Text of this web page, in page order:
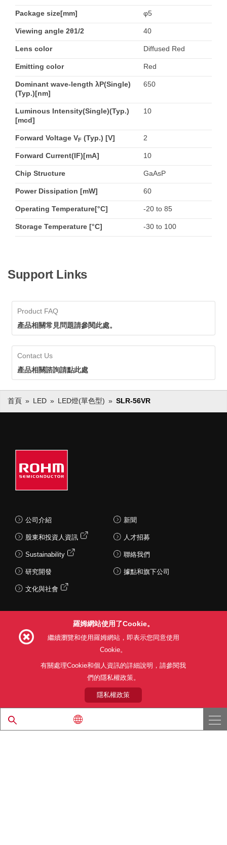
Package size[mm] φ5
Viewing angle 2θ1/2 40
Lens color Diffused Red
Emitting color Red
Dominant wave-length λP(Single)
(Typ.)[nm]
650
Luminous Intensity(Single)(Typ.)
[mcd]
10
Forward Voltage VF (Typ.) [V] 2
Forward Current(IF)[mA] 10
Chip Structure GaAsP
Power Dissipation [mW] 60
Operating Temperature[°C] -20 to 85
Storage Temperature [°C] -30 to 100
Support Links
Product FAQ
產品相關常見問題請參閱此處。
Contact Us
產品相關諮詢請點此處
首頁 LED LED燈(單色型) SLR-56VR
公司介紹
股東和投資人資訊
Sustainability
研究開發
文化與社會
新聞
人才招募
聯絡我們
據點和旗下公司
利用目的 隱私權政策
關於本公司產品銷售之標準條款(PDF)
© 1997 - 2026 ROHM CO., LTD. ALL RIGHTS RESERVED.
羅姆網站使用了Cookie。
繼續瀏覽和使用羅姆網站，即表示您同意使用
Cookie。
有關處理Cookie和個人資訊的詳細說明，請參閱我
們的隱私權政策。
隱私權政策